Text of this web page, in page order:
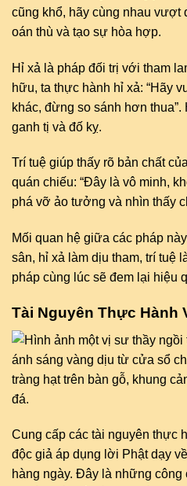
cũng khổ, hãy cùng nhau vượt
oán thù và tạo sự hòa hợp.
Hỉ xả là pháp đối trị với tham
hữu, ta thực hành hỉ xả: “Hãy
khác, đừng so sánh hơn
ganh tị và đố kỵ.
Trí tuệ giúp thấy rõ bản chất
quán chiếu: “Đây là vô minh,
phá vỡ ảo tưởng và nhìn thấy
Mối quan hệ giữa các pháp
sân, hỉ xả làm dịu tham, trí tuệ
pháp cùng lúc sẽ đem lại hiệu
Tài Nguyên Thực Hành
Cung cấp các tài nguyên thực
độc giả áp dụng lời Phật dạy
hàng ngày. Đây là những